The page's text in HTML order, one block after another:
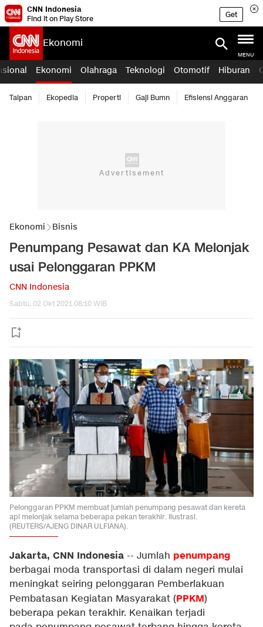
CNN Indonesia
Find it on Play Store
Get
Ekonomi
MENU
Ekonomi Olahraga Teknologi Otomotif Hiburan
Taipan Ekopedia Properti Gaji Bumn Efisiensi Anggaran
Ekonomi Bisnis
Penumpang Pesawat dan KA Melonjak
usai Pelonggaran PPKM
CNN Indonesia
Sabtu, 02 Okt 2021 08:10 WIB
Pelonggaran PPKM membuat jumlah penumpang pesawat dan kereta
api melonjak selama beberapa pekan terakhir. Ilustrasi.
(REUTERS/AJENG DINAR ULFIANA).
Jakarta, CNN Indonesia -- Jumlah penumpang
berbagai moda transportasi di dalam negeri mulai
meningkat seiring pelonggaran Pemberlakuan
Pembatasan Kegiatan Masyarakat (PPKM)
beberapa pekan terakhir. Kenaikan terjadi